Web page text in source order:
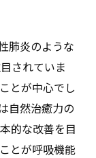
ダリニー
クンダリニ
ラ活性が間
環の秘密
肺炎のような
されていま
とが中心でし
自然治癒力の
的な改善を目
とが呼吸機能